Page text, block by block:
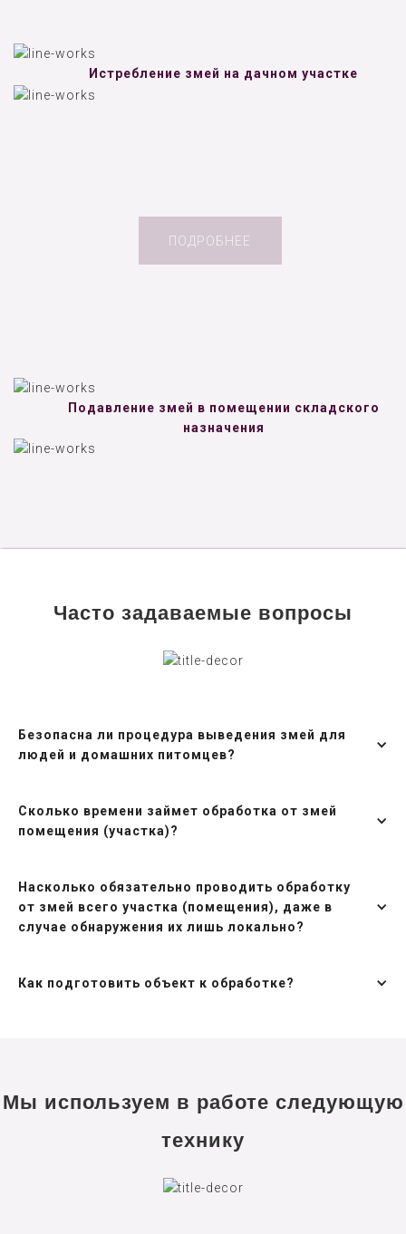
Истребление змей на дачном участке
ПОДРОБНЕЕ
Подавление змей в помещении складского
назначения
Часто задаваемые вопросы
Безопасна ли процедура выведения змей для
людей и домашних питомцев?
Сколько времени займет обработка от змей
помещения (участка)?
Насколько обязательно проводить обработку
от змей всего участка (помещения), даже в
случае обнаружения их лишь локально?
Как подготовить объект к обработке?
Мы используем в работе следующую
технику